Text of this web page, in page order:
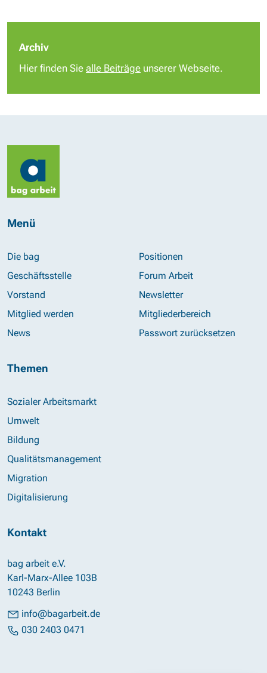
Archiv
Hier finden Sie alle Beiträge unserer Webseite.
Menü
Die bag
Geschäftsstelle
Vorstand
Mitglied werden
News
Positionen
Forum Arbeit
Newsletter
Mitgliederbereich
Passwort zurücksetzen
Themen
Sozialer Arbeitsmarkt
Umwelt
Bildung
Qualitätsmanagement
Migration
Digitalisierung
Kontakt
bag arbeit e.V.
Karl-Marx-Allee 103B
10243 Berlin
info@bagarbeit.de
030 2403 0471